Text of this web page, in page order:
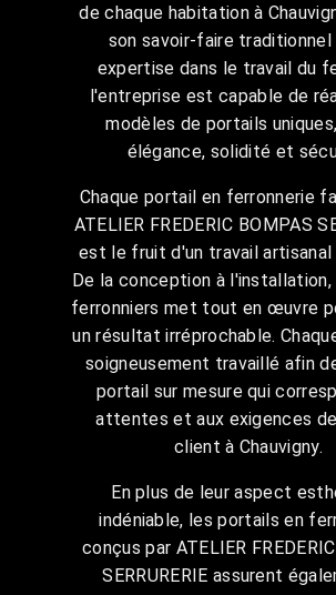
de chaque habitation à
son savoir-faire
expertise dans le travail du
l'entreprise est capable de
modèles de portails
élégance, solidité et
Chaque portail en ferronnerie
ATELIER FREDERIC BOMPAS
est le fruit d'un travail artisanal
De la conception à
ferronniers met tout en œuvre
un résultat irréprochable.
soigneusement travaillé afin
portail sur mesure qui
attentes et aux exigences
client à Chauvigny.
En plus de leur aspect
indéniable, les portails en
conçus par ATELIER
SERRURERIE assurent